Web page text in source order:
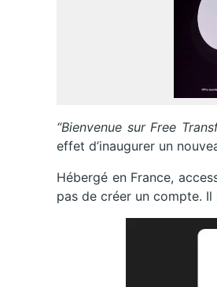
“Bienvenue sur Free
effet d’inaugurer un
Hébergé en France,
pas de créer un compte. Il